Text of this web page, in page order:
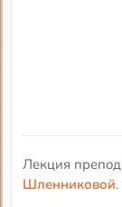
Лекция
Шленниковой.